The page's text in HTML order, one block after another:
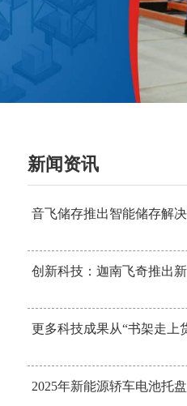
新闻资讯
音飞储存推出智能储存解
创新科技：迦南飞奇推出
更多科技成果从“书架走上
2025年新能源轿车电池托